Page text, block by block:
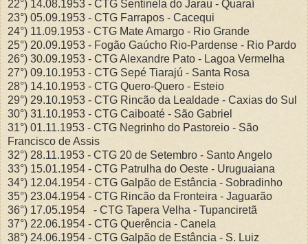
22°) 14.08.1953 - CTG Sentinela do Jarau - Quaraí
23°) 05.09.1953 - CTG Farrapos - Cacequi
24°) 11.09.1953 - CTG Mate Amargo - Rio Grande
25°) 20.09.1953 - Fogão Gaúcho Rio-Pardense - Rio Pardo
26°) 30.09.1953 - CTG Alexandre Pato - Lagoa Vermelha
27°) 09.10.1953 - CTG Sepé Tiarajú - Santa Rosa
28°) 14.10.1953 - CTG Quero-Quero - Esteio
29°) 29.10.1953 - CTG Rincão da Lealdade - Caxias do Sul
30°) 31.10.1953 - CTG Caiboaté - São Gabriel
31°) 01.11.1953 - CTG Negrinho do Pastoreio - São
Francisco de Assis
32°) 28.11.1953 - CTG 20 de Setembro - Santo Angelo
33°) 15.01.1954 - CTG Patrulha do Oeste - Uruguaiana
34°) 12.04.1954 - CTG Galpão de Estância - Sobradinho
35°) 23.04.1954 - CTG Rincão da Fronteira - Jaguarão
36°) 17.05.1954 - CTG Tapera Velha - Tupanciretã
37°) 22.06.1954 - CTG Querência - Canela
38°) 24.06.1954 - CTG Galpão de Estância - S. Luiz